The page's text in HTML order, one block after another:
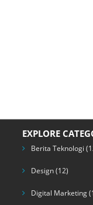
EXPLORE
Berita Teknologi
Design(12)
Digital Marketing